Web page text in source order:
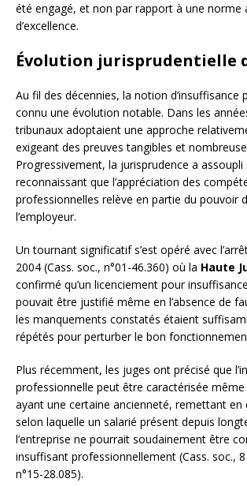
été engagé, et non par rapport à une norme
d’excellence.
Évolution jurisprudentielle
Au fil des décennies, la notion d’insuffisance
connu une évolution notable. Dans les
tribunaux adoptaient une approche
exigeant des preuves tangibles et
Progressivement, la jurisprudence a
reconnaissant que l’appréciation des
professionnelles relève en partie du pouvoir
l’employeur.
Un tournant significatif s’est opéré avec
2004 (Cass. soc., n°01-46.360) où la Haute
confirmé qu’un licenciement pour
pouvait être justifié même en l’absence de
les manquements constatés étaient
répétés pour perturber le bon
Plus récemment, les juges ont précisé que
professionnelle peut être caractérisée même
ayant une certaine ancienneté, remettant en
selon laquelle un salarié présent depuis
l’entreprise ne pourrait soudainement être
insuffisant professionnellement (Cass. soc.,
n°15-28.085).